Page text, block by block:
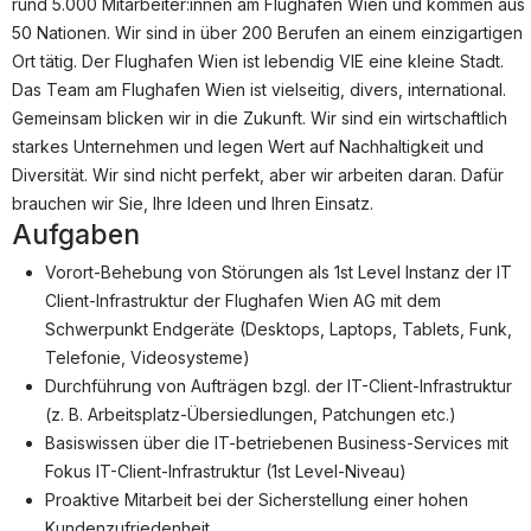
50 Nationen. Wir sind in über 200 Berufen an einem einzigartigen
Ort tätig. Der Flughafen Wien ist lebendig VIE eine kleine Stadt.
Das Team am Flughafen Wien ist vielseitig, divers, international.
Gemeinsam blicken wir in die Zukunft. Wir sind ein wirtschaftlich
starkes Unternehmen und legen Wert auf Nachhaltigkeit und
Diversität. Wir sind nicht perfekt, aber wir arbeiten daran. Dafür
brauchen wir Sie, Ihre Ideen und Ihren Einsatz.
Aufgaben
Vorort-Behebung von Störungen als 1st Level Instanz der IT
Client-Infrastruktur der Flughafen Wien AG mit dem
Schwerpunkt Endgeräte (Desktops, Laptops, Tablets, Funk,
Telefonie, Videosysteme)
Durchführung von Aufträgen bzgl. der IT-Client-Infrastruktur
(z. B. Arbeitsplatz-Übersiedlungen, Patchungen etc.)
Basiswissen über die IT-betriebenen Business-Services mit
Fokus IT-Client-Infrastruktur (1st Level-Niveau)
Proaktive Mitarbeit bei der Sicherstellung einer hohen
Systemstatus
Jobs
Jobkategorien
Berufsfelder
Für Unternehmen
Kandidaten finden
Inserat buchen
© informatikjobs.at 2026 ImpressumAGBDatenschutz
Cookie-Einstellungen